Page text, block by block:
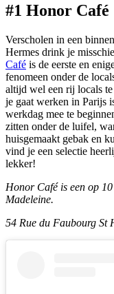
#1 Honor Café
Verscholen in een
Hermes drink je
Café is de eerste en
fenomeen onder de
altijd wel een rij locals
je gaat werken in Parijs
werkdag mee te
zitten onder de luifel,
huisgemaakt gebak en
vind je een selectie
lekker!
Honor Café is een op
Madeleine.
54 Rue du Faubourg St